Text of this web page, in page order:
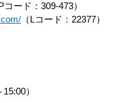
Pコード：309-473）
（Lコード：22377）
）